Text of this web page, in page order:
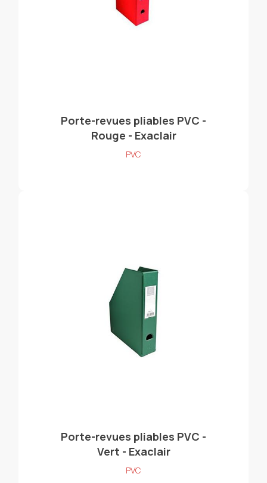
Porte-revues pliables PVC -
Rouge - Exaclair
PVC
Porte-revues pliables PVC -
Vert - Exaclair
PVC